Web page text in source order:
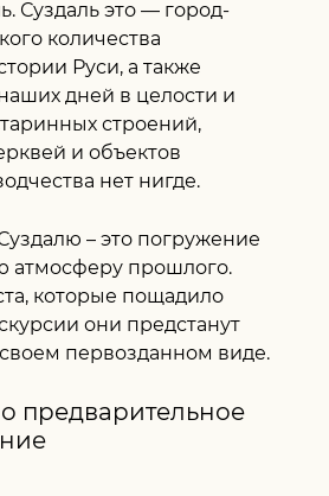
12:00
бронирование,
персональных данных.
Суздаль это — город-
количества
Руси, а также
дней в целости и
строений,
и объектов
нет нигде.
– это погружение
атмосферу прошлого.
которые пощадило
они предстанут
первозданном виде.
предварительное